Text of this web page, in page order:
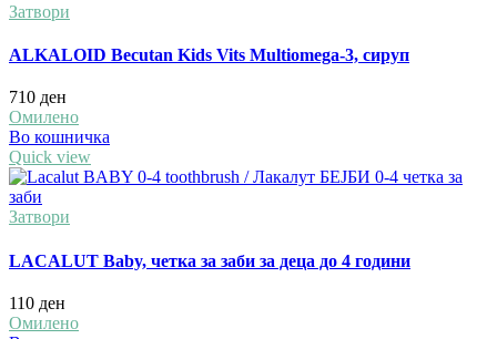
Затвори
ALKALOID Becutan Kids Vits Multiomega-3, сируп
710 ден
Омилено
Во кошничка
Quick view
Затвори
LACALUT Baby, четка за заби за деца до 4 години
110 ден
Омилено